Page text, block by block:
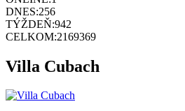
DNES:256
TÝŽDEŇ:942
CELKOM:2169369
Villa Cubach